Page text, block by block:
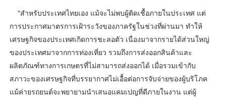
“สำหรับประเทศไทยเอง แม้จะไม่พบผู้ติดเชื้อภายในประเทศ แต่
การประกาศมาตรการเฝ้าระวังของภาครัฐในช่วงที่ผ่านมา ทำให้
เศรษฐกิจของประเทศเกิดการชะลอตัว เนื่องมาจากรายได้ส่วนใหญ่
ของประเทศมาจากการท่องเที่ยว รวมถึงการส่งออกสินค้าและ
ผลิตภัณฑ์ทางการเกษตรที่ไม่สามารถส่งออกได้ เมื่อรวมเข้ากับ
สภาวะของเศรษฐกิจที่บรรยากาศไม่เอื้อต่อการจับจ่ายของผู้บริโภค
แม้ค่ายรถยนต์จะพยายามนำเสนอแคมเปญที่ดีภายในงาน แต่ผู้